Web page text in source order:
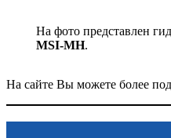
На фото представлен
MSI-MH.
На сайте Вы можете более